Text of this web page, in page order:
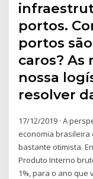
portos.
portos
caros? As
nossa
resolver
17/12/2019 · A
economia brasileira
bastante otimista.
Produto Interno
1%, para o ano que